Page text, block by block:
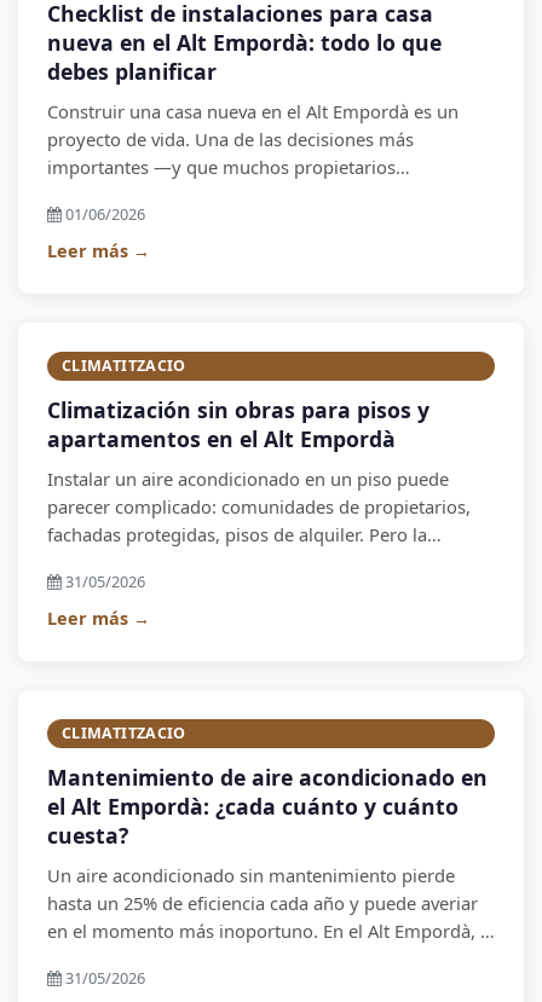
Checklist de instalaciones para casa
nueva en el Alt Empordà: todo lo que
debes planificar
Construir una casa nueva en el Alt Empordà es un
proyecto de vida. Una de las decisiones más
importantes —y que muchos propietarios
instalaciones desde el primer día. Un solo contratista
que gestione eléctrica, fontanería, climatización y
01/06/2026
Leer más →
CLIMATITZACIO
Climatización sin obras para pisos y
apartamentos en el Alt Empordà
Instalar un aire acondicionado en un piso puede
parecer complicado: comunidades de propietarios,
fachadas protegidas, pisos de alquiler. Pero la
grandes obras. Te explicamos cómo.
31/05/2026
Leer más →
CLIMATITZACIO
Mantenimiento de aire acondicionado en
el Alt Empordà: ¿cada cuánto y cuánto
cuesta?
Un aire acondicionado sin mantenimiento pierde
hasta un 25% de eficiencia cada año y puede averiar
en el momento más inoportuno. En el Alt Empordà, el
el deterioro. Te explicamos cuándo y cómo hacerlo.
31/05/2026